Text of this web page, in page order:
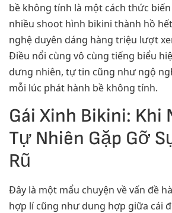
bề không tính là một cách thức
nhiều shoot hình bikini thành hồ
nghệ duyên dáng hàng triệu lượt
Điều nổi cùng vô cùng tiếng biểu
dưng nhiên, tự tin cũng như ngộ
mỗi lúc phát hành bề không tính.
Gái Xinh Bikini: Khi
Tự Nhiên Gặp Gỡ
Rũ
Đây là một mẩu chuyện về vấn đề
hợp lí cũng như dung hợp giữa cái